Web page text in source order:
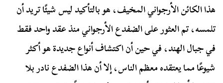
هذا الكائن الأرجواني المخيف، هو بالتأكيد ليس شيئًا تريد أن
تلمسه، تم العثور على الضفدع الأرجواني منذ عقد واحد فقط
في جبال الهند، في حين أن اكتشاف أنواع جديدة هو أكثر
شيوعًا مما يعتقده معظم الناس، إلا أن هذا الضفدع نادر بلا